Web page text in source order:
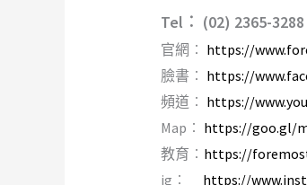
Tel︰ (02) 2365-3288
官網︰ https://
臉書︰ https://
頻道︰ https://
Map︰ https://goo.gl/
教育︰ https://
ig︰ https://